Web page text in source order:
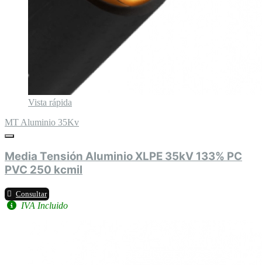
Vista rápida
MT Aluminio 35Kv
Media Tensión Aluminio XLPE 35kV 133% PC
PVC 250 kcmil
Consultar
IVA Incluido